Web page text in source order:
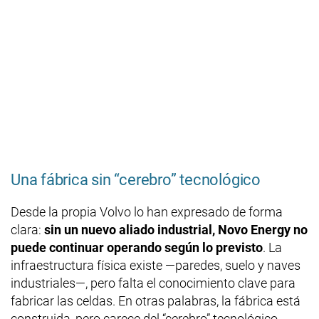
Una fábrica sin “cerebro” tecnológico
Desde la propia Volvo lo han expresado de forma
clara: sin un nuevo aliado industrial, Novo Energy no
puede continuar operando según lo previsto. La
infraestructura física existe —paredes, suelo y naves
industriales—, pero falta el conocimiento clave para
fabricar las celdas. En otras palabras, la fábrica está